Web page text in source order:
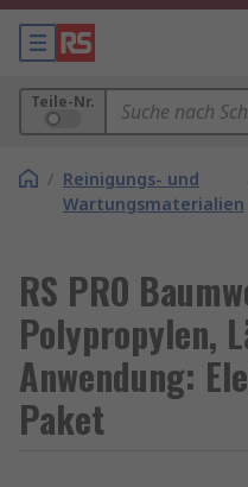
Teile-Nr.
/ Reinigungs- und
Wartungsmaterialien
RS PRO
Polypropylen,
Anwendung:
Paket